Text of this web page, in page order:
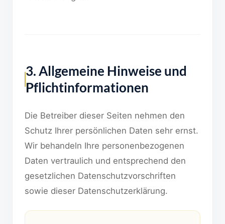
3. Allgemeine Hinweise und
Pflichtinformationen
Die Betreiber dieser Seiten nehmen den
Schutz Ihrer persönlichen Daten sehr ernst.
Wir behandeln Ihre personenbezogenen
Daten vertraulich und entsprechend den
gesetzlichen Datenschutzvorschriften
sowie dieser Datenschutzerklärung.